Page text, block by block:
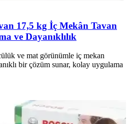
17,5 kg İç Mekân Tavan
ve Dayanıklılık
ve mat görünümle iç mekan
bir çözüm sunar, kolay uygulama